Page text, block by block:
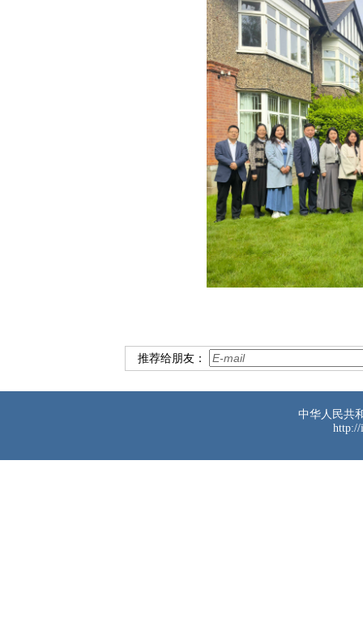
推荐给朋友：
中华人民共
http://